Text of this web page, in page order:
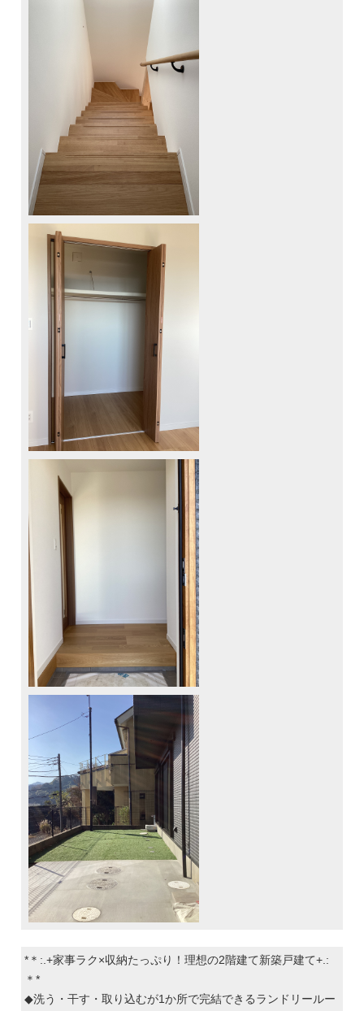
*＊:.+家事ラク×収納たっぷり！理想の2階建て新築戸建て+.:
＊*
◆洗う・干す・取り込むが1か所で完結できるランドリールー